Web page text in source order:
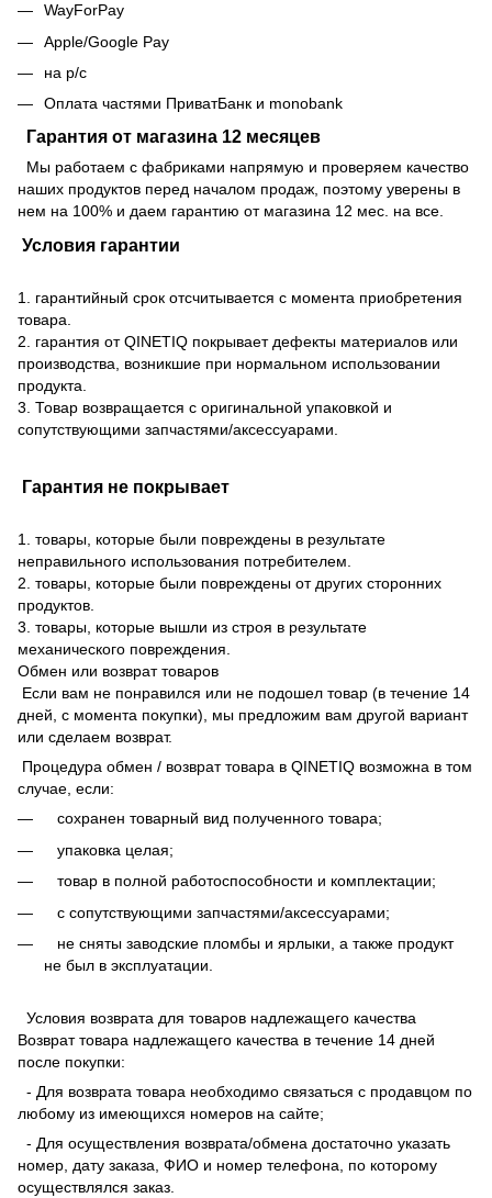
WayForPay
Apple/Google Pay
на р/с
Оплата частями ПриватБанк и monobank
Гарантия от магазина 12 месяцев
Мы работаем с фабриками напрямую и проверяем качество
наших продуктов перед началом продаж, поэтому уверены в
нем на 100% и даем гарантию от магазина 12 мес. на все.
Условия гарантии
1. гарантийный срок отсчитывается с момента приобретения
товара.
2. гарантия от QINETIQ покрывает дефекты материалов или
производства, возникшие при нормальном использовании
продукта.
3. Товар возвращается с оригинальной упаковкой и
сопутствующими запчастями/аксессуарами.
Гарантия не покрывает
1. товары, которые были повреждены в результате
неправильного использования потребителем.
2. товары, которые были повреждены от других сторонних
продуктов.
3. товары, которые вышли из строя в результате
механического повреждения.
Обмен или возврат товаров
Если вам не понравился или не подошел товар (в течение 14
дней, с момента покупки), мы предложим вам другой вариант
или сделаем возврат.
Процедура обмен / возврат товара в QINETIQ возможна в том
случае, если:
сохранен товарный вид полученного товара;
упаковка целая;
товар в полной работоспособности и комплектации;
с сопутствующими запчастями/аксессуарами;
не сняты заводские пломбы и ярлыки, а также продукт
не был в эксплуатации.
Условия возврата для товаров надлежащего качества
Возврат товара надлежащего качества в течение 14 дней
после покупки:
- Для возврата товара необходимо связаться с продавцом по
любому из имеющихся номеров на сайте;
- Для осуществления возврата/обмена достаточно указать
номер, дату заказа, ФИО и номер телефона, по которому
осуществлялся заказ.